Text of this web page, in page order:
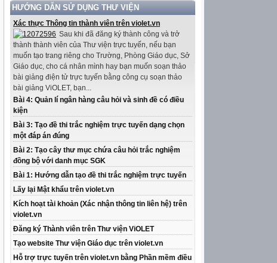
HƯỚNG DẪN SỬ DỤNG THƯ VIỆN
Xác thực Thông tin thành viên trên violet.vn
Sau khi đã đăng ký thành công và trở
thành thành viên của Thư viện trực tuyến, nếu bạn
muốn tạo trang riêng cho Trường, Phòng Giáo dục, Sở
Giáo dục, cho cá nhân mình hay bạn muốn soạn thảo
bài giảng điện tử trực tuyến bằng công cụ soạn thảo
bài giảng ViOLET, bạn...
Bài 4: Quản lí ngân hàng câu hỏi và sinh đề có điều
kiện
Bài 3: Tạo đề thi trắc nghiệm trực tuyến dạng chọn
một đáp án đúng
Bài 2: Tạo cây thư mục chứa câu hỏi trắc nghiệm
đồng bộ với danh mục SGK
Bài 1: Hướng dẫn tạo đề thi trắc nghiệm trực tuyến
Lấy lại Mật khẩu trên violet.vn
Kích hoạt tài khoản (Xác nhận thông tin liên hệ) trên
violet.vn
Đăng ký Thành viên trên Thư viện ViOLET
Tạo website Thư viện Giáo dục trên violet.vn
Hỗ trợ trực tuyến trên violet.vn bằng Phần mềm điều